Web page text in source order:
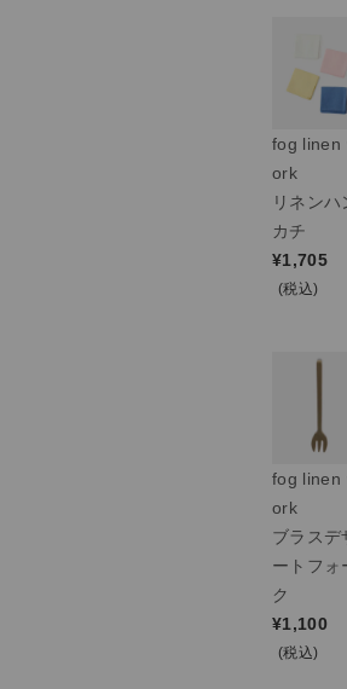
fog linen
ork
リネンハ
カチ
¥1,705
(税込)
fog linen
ork
ブラスデ
ートフォ
ク
¥1,100
(税込)